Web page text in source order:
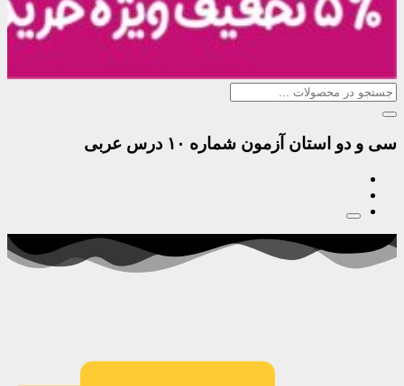
سی و دو استان آزمون شماره ۱۰ درس عربی